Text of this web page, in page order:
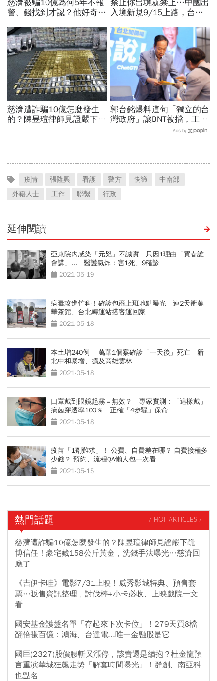
慈濟被騙10億為何5年不報
警、錢找到才認？他好奇：
「擋疫苗」黑鍋只求1件事
禁止你出境就禁止…中國出
入境新規9/15上路，台灣
職業特別注意：前例在這
慈濟遭詐騙10億怎麼發生
的？陳昱瑄律師見證嚴下跪
郭台銘爆料這句「獨立的台
灣政府」讓BNT被擋，王必
勝秀證據：BNT大股東給郭
Ads by
疫情 張隆興 看護 警方 快篩
中南部
外籍人士
工作 聯繫 行政
延伸閱讀
亞東院內感染「元兇」不誠實 只因1理由「買春誰
會講」... 醫護氣炸：害1死、9確診
2021-05-19
病毒攻進竹科！確診包商上班地點曝光 連2天衝萬
華茶館、台北轉運站搭客運回家
2021-05-18
本土增240例！ 萬華1個案確診「一天後」死亡 新
北中和暴增、擴及高雄雲林
2021-05-18
口罩戴到眼鏡起霧＝無效？ 專家實測：「這樣戴」
病菌穿透率100％ 正確「4步驟」保命
2021-05-18
疫苗「1劑難求」！ 公費、自費差在哪？ 自費接種多
少錢？ 預約、流程QA懶人包一次看
2021-05-15
熱門話題 / HOT ARTICLES /
慈濟遭詐騙10億怎麼發生的？陳昱瑄律師見證嚴下跪
博信任！豪宅藏158公斤黃金，洗錢手法曝光…慈濟回
應了
《吉伊卡哇》電影7/31上映！威秀影城特典、預售套
票…販售資訊整理，討伐棒+小卡必收、上映戲院一文
看
國安基金護盤名單「存起來下次卡位」！279天買8檔
翻倍賺百億：鴻海、台達電...唯一金融股是它
國巨(2327)股價腰斬又漲停，該賣還是續抱？杜金龍預
言重演華城狂飆走勢「解套時間曝光」！群創、南亞科
也點名